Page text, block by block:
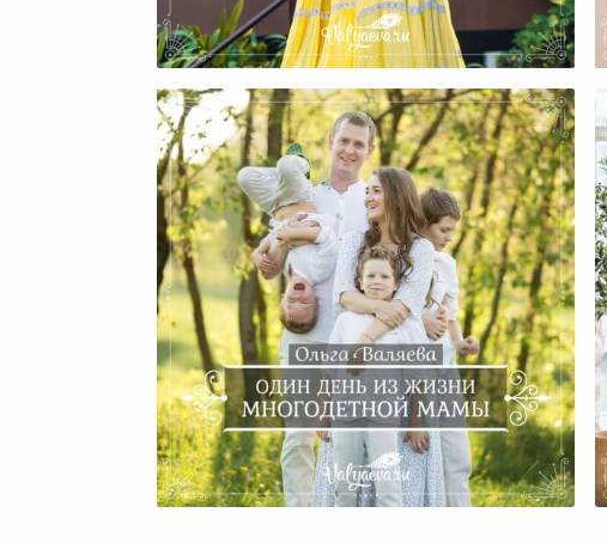
Держите Руку На Пульсе Семьи
Один День Из Жизни
Многодетной Мамы